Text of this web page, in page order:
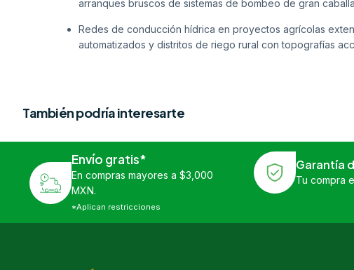
arranques bruscos de sistemas de bombeo de gran
Redes de conducción hídrica en proyectos agrícolas
automatizados y distritos de riego rural con topografías
También podría interesarte
Envío gratis*
En compras mayores a $3,000
MXN.
*Aplican restricciones
Garantía
Tu compra